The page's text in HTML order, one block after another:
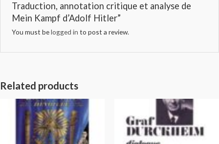
Traduction, annotation critique et analyse de
Mein Kampf d’Adolf Hitler”
You must belogged in to post a review.
Related products